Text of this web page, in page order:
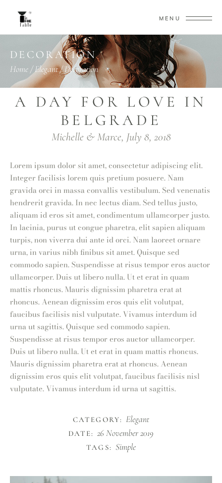
MENU
DECORATION
Home/Elegant/Decoration
A DAY FOR LOVE IN
BELGRADE
Michelle & Marce, July 8, 2018
Lorem ipsum dolor sit amet, consectetur adipiscing elit.
Integer facilisis lorem quis pretium posuere. Nam
gravida orci in massa convallis vestibulum. Sed venenatis
hendrerit gravida. In nec lectus diam. Sed tellus justo,
aliquam id eros sit amet, condimentum ullamcorper justo.
In lacinia, purus ut congue pharetra, elit sapien aliquam
turpis, non viverra dui ante id orci. Nam laoreet ornare
urna, in varius nibh finibus sit amet. Quisque sed
commodo sapien. Suspendisse at risus tempor eros auctor
ullamcorper. Duis ut libero nulla. Ut et erat in quam
mattis rhoncus. Mauris dignissim pharetra erat at
rhoncus. Aenean dignissim eros quis elit volutpat,
faucibus facilisis nisl vulputate. Vivamus interdum id
urna ut sagittis. Quisque sed commodo sapien.
Suspendisse at risus tempor eros auctor ullamcorper.
Duis ut libero nulla. Ut et erat in quam mattis rhoncus.
Mauris dignissim pharetra erat at rhoncus. Aenean
dignissim eros quis elit volutpat, faucibus facilisis nisl
vulputate. Vivamus interdum id urna ut sagittis.
CATEGORY: Elegant
DATE: 26 November 2019
TAGS: Simple